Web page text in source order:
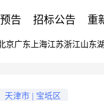
告 招标公告 重
京广东 上海江苏浙江山东
天津市 宝坻区